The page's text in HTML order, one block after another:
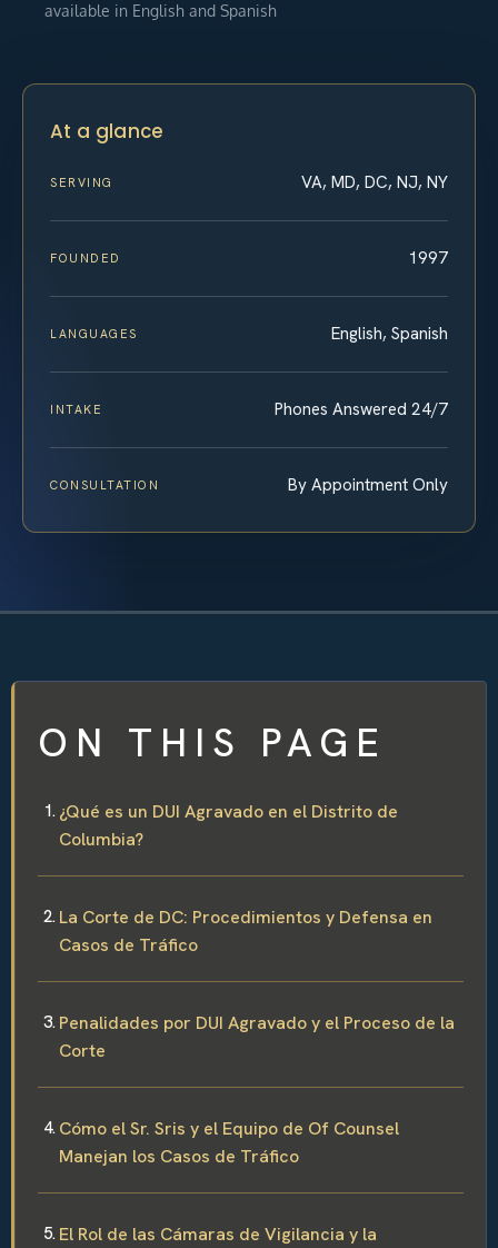
available in English and Spanish
At a glance
SERVING VA, MD, DC, NJ, NY
FOUNDED 1997
LANGUAGES English, Spanish
INTAKE Phones Answered 24/7
CONSULTATION By Appointment Only
ON THIS PAGE
¿Qué es un DUI Agravado en el Distrito de
Columbia?
La Corte de DC: Procedimientos y Defensa en
Casos de Tráfico
Penalidades por DUI Agravado y el Proceso de la
Corte
Cómo el Sr. Sris y el Equipo de Of Counsel
Manejan los Casos de Tráfico
El Rol de las Cámaras de Vigilancia y la